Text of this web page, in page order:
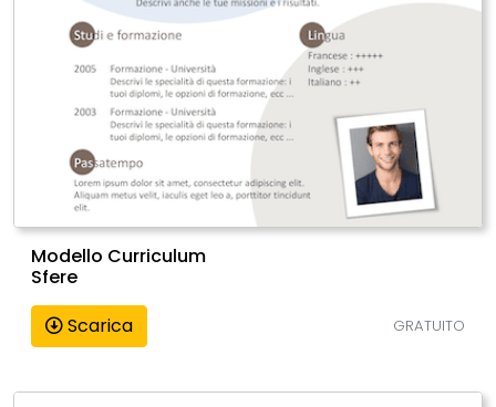
Modello Curriculum
Sfere
Scarica
GRATUITO